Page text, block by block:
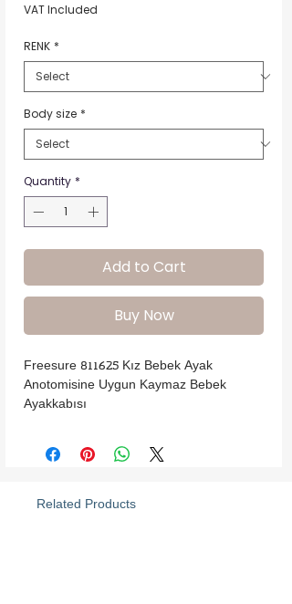
VAT Included
RENK *
Body size *
Quantity *
Add to Cart
Buy Now
Freesure 811625 Kız Bebek Ayak
Anotomisine Uygun Kaymaz Bebek
Ayakkabısı
Related Products